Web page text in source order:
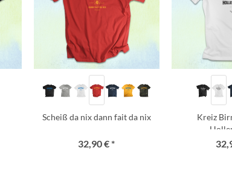
Scheiß da nix dann fait da nix
32,90 € *
Kreiz